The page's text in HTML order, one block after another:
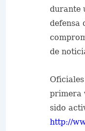
durante
defensa
de
primera
sido
http://